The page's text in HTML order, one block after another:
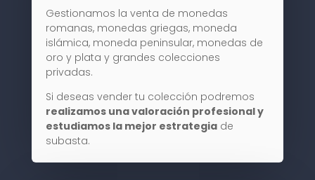
Gestionamos la venta de monedas
romanas, monedas griegas, moneda
islámica, moneda peninsular, monedas de
oro y plata y grandes colecciones
privadas.
Si deseas vender tu colección podremos
realizamos una valoración profesional y
estudiamos la mejor estrategiade
subasta.